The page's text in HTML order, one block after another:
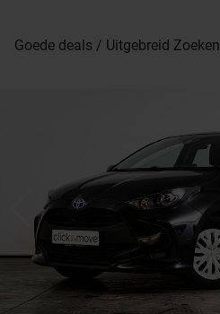
Goede deals Uitgebreid Zoeken